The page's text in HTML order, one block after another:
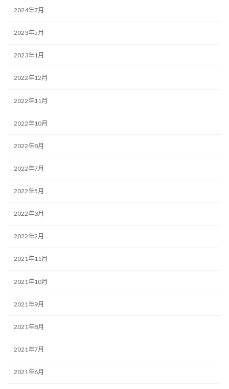
2024年7月
2023年5月
2023年1月
2022年12月
2022年11月
2022年10月
2022年8月
2022年7月
2022年5月
2022年3月
2022年2月
2021年11月
2021年10月
2021年9月
2021年8月
2021年7月
2021年6月